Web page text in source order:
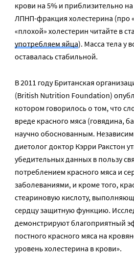
крови на 5% и приблизительно на
ЛПНП-фракция холестерина (про
«плохой» холестерин читайте в
употребляем яйца). Масса тела у
оставалась стабильной.
В 2011 году Британская
(British Nutrition Foundation)
котором говорилось о том, что
вреде красного мяса (говядина,
научно обоснованным.
диетолог доктор Кэрри Ракстон
убедительных данных в пользу
потреблением красного мяса и
заболеваниями, и кроме того,
стеариновую кислоту,
сердцу защитную функцию.
демонстрируют благоприятный
постного красного мяса на
уровень холестерина в крови».